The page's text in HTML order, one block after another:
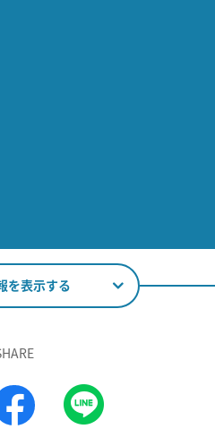
を表示する